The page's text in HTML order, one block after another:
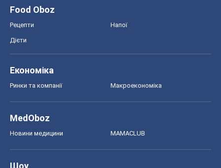
Food Oboz
Рецепти Напої
Дієти
Економіка
Ринки та компанії Макроекономіка
MedOboz
Новини медицини MAMACLUB
Шоу